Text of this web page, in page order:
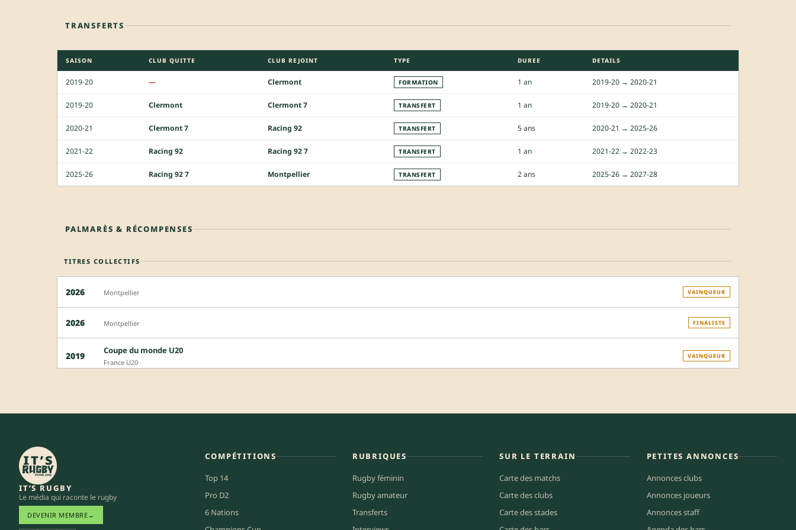
TRANSFERTS
SAISON CLUB QUITTE CLUB REJOINT TYPE DUREE DETAILS
2019-20 — Clermont FORMATION 1 an 2019-20 → 2020-21
2019-20 Clermont Clermont 7 TRANSFERT 1 an 2019-20 → 2020-21
2020-21 Clermont 7 Racing 92 TRANSFERT 5 ans 2020-21 → 2025-26
2021-22 Racing 92 Racing 92 7 TRANSFERT 1 an 2021-22 → 2022-23
2025-26 Racing 92 7 Montpellier TRANSFERT 2 ans 2025-26 → 2027-28
PALMARÈS & RÉCOMPENSES
TITRES COLLECTIFS
2026 Montpellier VAINQUEUR
2026 Montpellier FINALISTE
2019 Coupe du monde U20
France U20
VAINQUEUR
IT’S RUGBY
Le média qui raconte le rugby
DEVENIR MEMBRE→
COMPÉTITIONS
Top 14
Pro D2
6 Nations
RUBRIQUES
Rugby féminin
Rugby amateur
Transferts
SUR LE TERRAIN
Carte des matchs
Carte des clubs
Carte des stades
PETITES ANNONCES
Annonces clubs
Annonces joueurs
Annonces staff